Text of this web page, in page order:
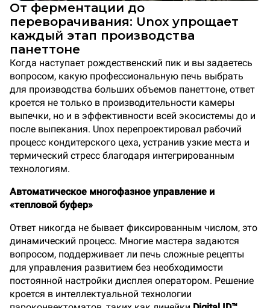
От ферментации до
переворачивания: Unox упрощает
каждый этап производства
панеттоне
Когда наступает рождественский пик и вы задаетесь
вопросом, какую профессиональную печь выбрать
для производства больших объемов панеттоне, ответ
кроется не только в производительности камеры
выпечки, но и в эффективности всей экосистемы до и
после выпекания. Unox перепроектировал рабочий
процесс кондитерского цеха, устранив узкие места и
термический стресс благодаря интегрированным
технологиям.
Автоматическое многофазное управление и
«тепловой буфер»
Ответ никогда не бывает фиксированным числом, это
динамический процесс. Многие мастера задаются
вопросом, поддерживает ли печь сложные рецепты
для управления развитием без необходимости
постоянной настройки дисплея оператором. Решение
кроется в интеллектуальной технологии